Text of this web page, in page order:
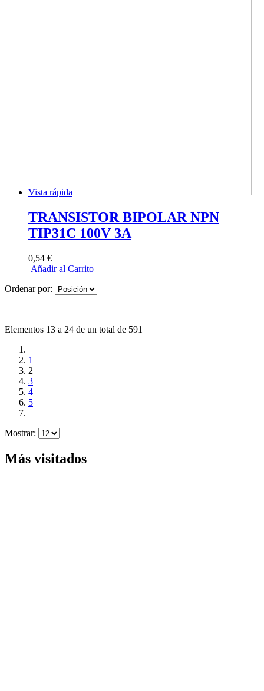
Vista rápida
TRANSISTOR BIPOLAR NPN
TIP31C 100V 3A
0,54 €
Añadir al Carrito
Ordenar por:
Elementos 13 a 24 de un total de 591
1
2
3
4
5
Mostrar:
Más visitados